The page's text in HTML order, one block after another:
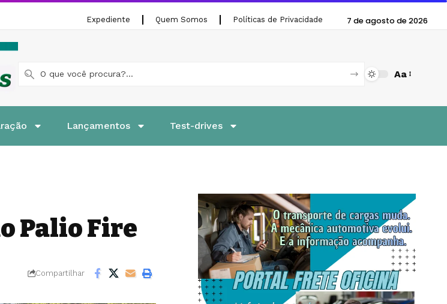
Expediente Quem Somos Políticas de Privacidade 7 de agosto de 2026
Aa
Lançamentos Test-drives
Palio Fire
Compartilhar